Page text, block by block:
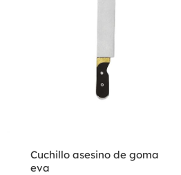
Cuchillo asesino de goma
eva